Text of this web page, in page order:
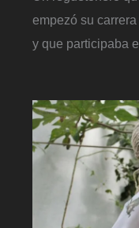
empezó su
y que participaba